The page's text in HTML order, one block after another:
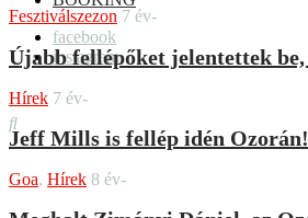
facebook
instagram
Fesztiválszezon 7 év-
Újabb fellépőket jelentettek
Hírek 7 év-
Jeff Mills is fellép idén Ozorán!
Goa, Hírek 8 év-